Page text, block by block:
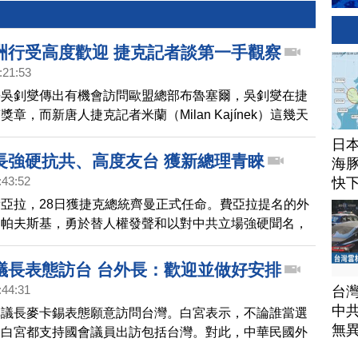
行受高度歡迎 捷克記者談第一手觀察
釗燮傳出有機會訪問歐盟總部布魯塞爾，吳釗燮在捷
章，而新唐人捷克記者米蘭（Milan Kajínek）這幾天
，有更多觀察。
強硬抗共、高度友台 獲新總理青睞
拉，28日獲捷克總統齊曼正式任命。費亞拉提名的外
夫斯基，勇於替人權發聲和以對中共立場強硬聞名，
靠的民主夥伴。按照程序，未來幾天，齊曼將與每一
順利的話，新政府將在12月中上路，不過傳出齊曼唯
利帕夫斯基。
長表態訪台 台外長：歡迎並做好安排
長麥卡錫表態願意訪問台灣。白宮表示，不論誰當選
宮都支持國會議員出訪包括台灣。對此，中華民國外
日
海
快
台
中
無